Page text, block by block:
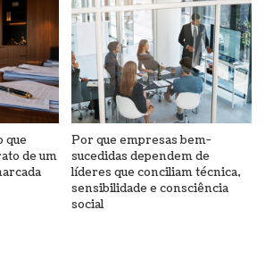
que
de um
Por que empresas bem-
sucedidas dependem de
líderes que conciliam técnica,
sensibilidade e consciência
social